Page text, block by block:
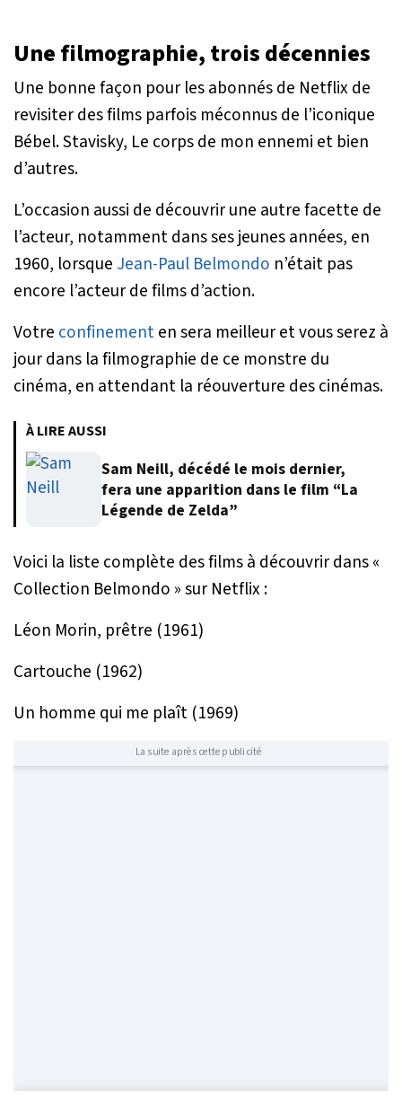
Une filmographie, trois décennies
Une bonne façon pour les abonnés de Netflix de
revisiter des films parfois méconnus de l’iconique
Bébel. Stavisky, Le corps de mon ennemi et bien
d’autres.
L’occasion aussi de découvrir une autre facette de
l’acteur, notamment dans ses jeunes années, en
1960, lorsque Jean-Paul Belmondo n’était pas
encore l’acteur de films d’action.
Votre confinementen sera meilleur et vous serez à
jour dans la filmographie de ce monstre du
cinéma, en attendant la réouverture des cinémas.
À LIRE AUSSI
Sam Neill, décédé le mois dernier,
fera une apparition dans le film “La
Légende de Zelda”
Voici la liste complète des films à découvrir dans «
Collection Belmondo » sur Netflix :
Léon Morin, prêtre (1961)
Cartouche (1962)
Un homme qui me plaît (1969)
La suite après cette publicité